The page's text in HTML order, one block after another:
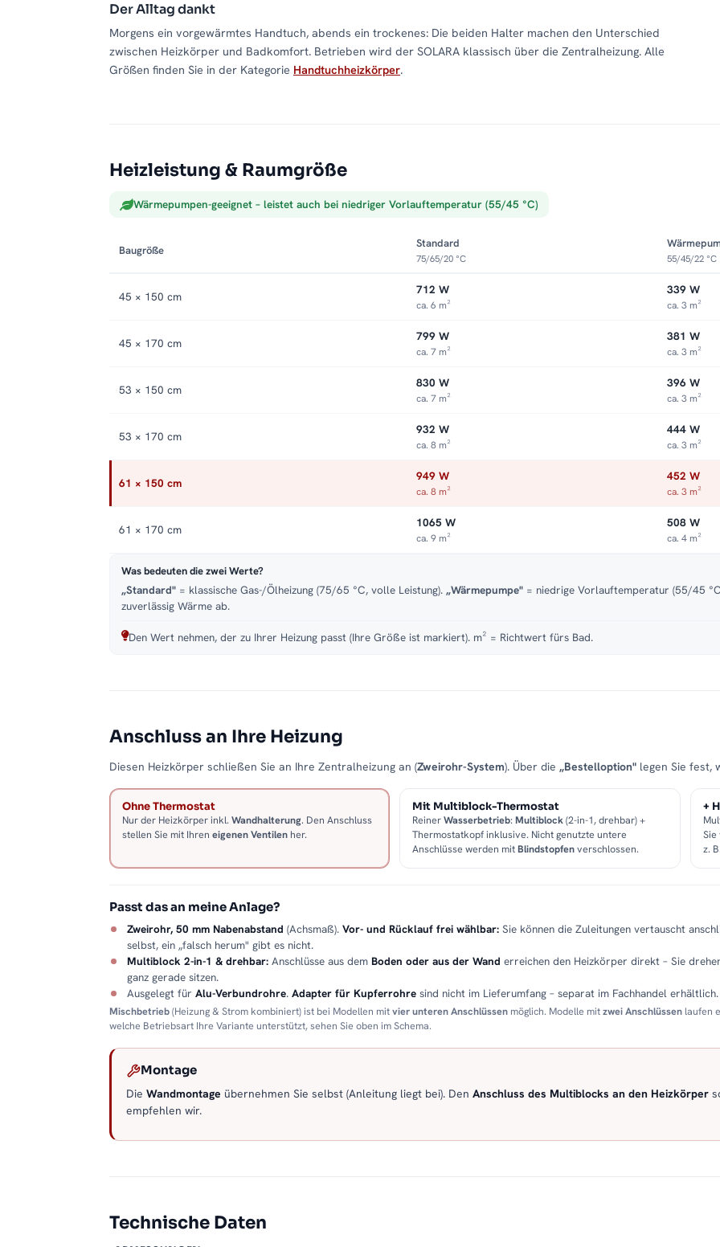
Der Alltag dankt
Morgens ein vorgewärmtes Handtuch, abends ein trockenes: Die beiden Halter machen den Unterschied
zwischen Heizkörper und Badkomfort. Betrieben wird der SOLARA klassisch über die Zentralheizung. Alle
Größen finden Sie in der Kategorie Handtuchheizkörper.
Heizleistung & Raumgröße
Wärmepumpen-geeignet – leistet auch bei niedriger Vorlauftemperatur (55/45 °C)
Baugröße
Standard
75/65/20 °C 55/45/22 °C
45 × 150 cm 712 W
ca. 6 m²
339 W
ca. 3 m²
45 × 170 cm 799 W
ca. 7 m²
381 W
ca. 3 m²
53 × 150 cm 830 W
ca. 7 m²
396 W
ca. 3 m²
53 × 170 cm 932 W
ca. 8 m²
444 W
ca. 3 m²
61 × 150 cm 949 W
ca. 8 m²
452 W
ca. 3 m²
61 × 170 cm 1065 W
ca. 9 m²
508 W
ca. 4 m²
Was bedeuten die zwei Werte?
„Standard" = klassische Gas-/Ölheizung (75/65 °C, volle Leistung). „Wärmepumpe" = niedrige Vorlauftemperatur (55/45
zuverlässig Wärme ab.
Den Wert nehmen, der zu Ihrer Heizung passt (Ihre Größe ist markiert). m² = Richtwert fürs Bad.
Anschluss an Ihre Heizung
Diesen Heizkörper schließen Sie an Ihre Zentralheizung an (Zweirohr-System). Über die „Bestelloption" legen Sie fest,
Ohne Thermostat
Nur der Heizkörper inkl. Wandhalterung. Den Anschluss
stellen Sie mit Ihren eigenen Ventilen her.
Mit Multiblock-Thermostat
ReinerWasserbetrieb:Multiblock(2-in-1, drehbar) +
Thermostatkopf inklusive. Nicht genutzte untere
Anschlüsse werden mitBlindstopfenverschlossen.
+
z.
Passt das an meine Anlage?
Zweirohr, 50 mm Nabenabstand (Achsmaß). Vor- und Rücklauf frei wählbar: Sie können die Zuleitungen vertauscht
selbst, ein „falsch herum" gibt es nicht.
Multiblock 2-in-1 & drehbar: Anschlüsse aus dem Boden oder aus der Wand erreichen den Heizkörper direkt – Sie
ganz gerade sitzen.
Ausgelegt für Alu-Verbundrohre. Adapter für Kupferrohre sind nicht im Lieferumfang – separat im Fachhandel erhältlich.
Mischbetrieb(Heizung & Strom kombiniert) ist bei Modellen mitvier unteren Anschlüssen möglich. Modelle mitzwei Anschlüssen laufen
welche Betriebsart Ihre Variante unterstützt, sehen Sie oben im Schema.
Montage
Die Wandmontage übernehmen Sie selbst (Anleitung liegt bei). Den Anschluss des Multiblocks an den Heizkörper
empfehlen wir.
Technische Daten